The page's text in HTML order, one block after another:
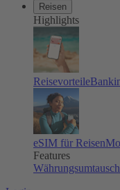
Reisen
Highlights
Reisevorteile
eSIM für Reisen
Features
Währungsumtausch